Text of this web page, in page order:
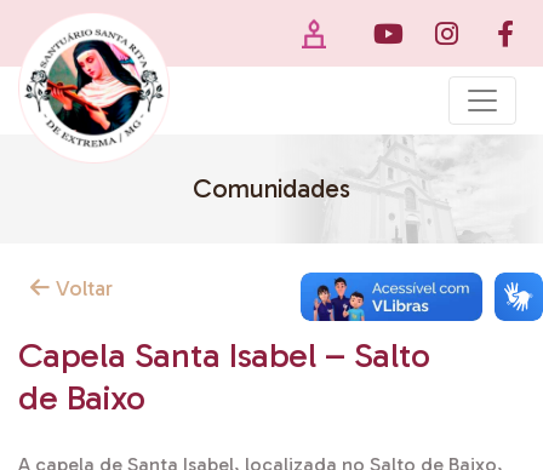
Comunidades
Voltar
Capela Santa Isabel – Salto
de Baixo
A capela de Santa Isabel, localizada no Salto de Baixo,